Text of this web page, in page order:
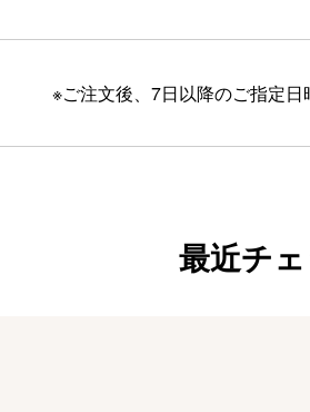
※ご注文後、7日以降のご指定日
最近チ